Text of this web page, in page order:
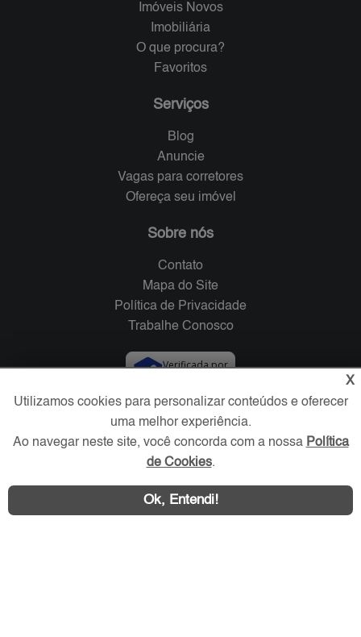
Imóveis Novos
Imobiliária
O que procura?
Favoritos
Serviços
Blog
Anuncie
Vagas para corretores
Ofereça seu imóvel
Sobre nós
Contato
Mapa do Site
Política de Privacidade
Trabalhe Conosco
Verificada por
Redes Sociais
X
Utilizamos cookies para personalizar conteúdos e oferecer
uma melhor experiência.
Ao navegar neste site, você concorda com a nossa Política
de Cookies.
Ok, Entendi!